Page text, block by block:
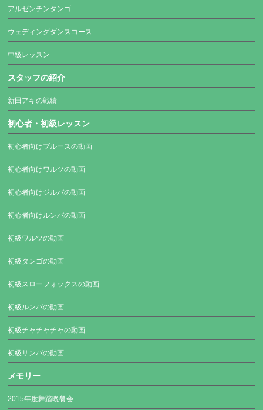
アルゼンチンタンゴ
ウェディングダンスコース
中級レッスン
スタッフの紹介
新田アキの戦績
初心者・初級レッスン
初心者向けブルースの動画
初心者向けワルツの動画
初心者向けジルバの動画
初心者向けルンバの動画
初級ワルツの動画
初級タンゴの動画
初級スローフォックスの動画
初級ルンバの動画
初級チャチャチャの動画
初級サンバの動画
メモリー
2015年度舞踏晩餐会